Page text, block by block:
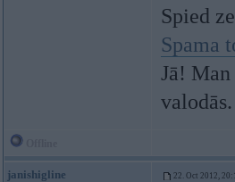
Spied
Spama
Jā!
valodās.
janishigline 22. Oct 2012,